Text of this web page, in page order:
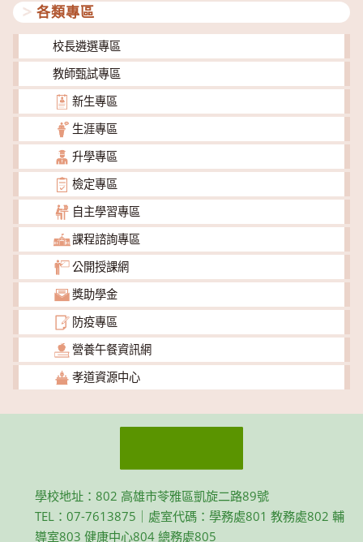
各類專區
校長遴選專區
教師甄試專區
新生專區
生涯專區
升學專區
檢定專區
自主學習專區
課程諮詢專區
公開授課網
獎助學金
防疫專區
營養午餐資訊網
孝道資源中心
學校地址：802 高雄市苓雅區凱旋二路89號
TEL：07-7613875｜處室代碼：學務處801 教務處802 輔
導室803 健康中心804 總務處805